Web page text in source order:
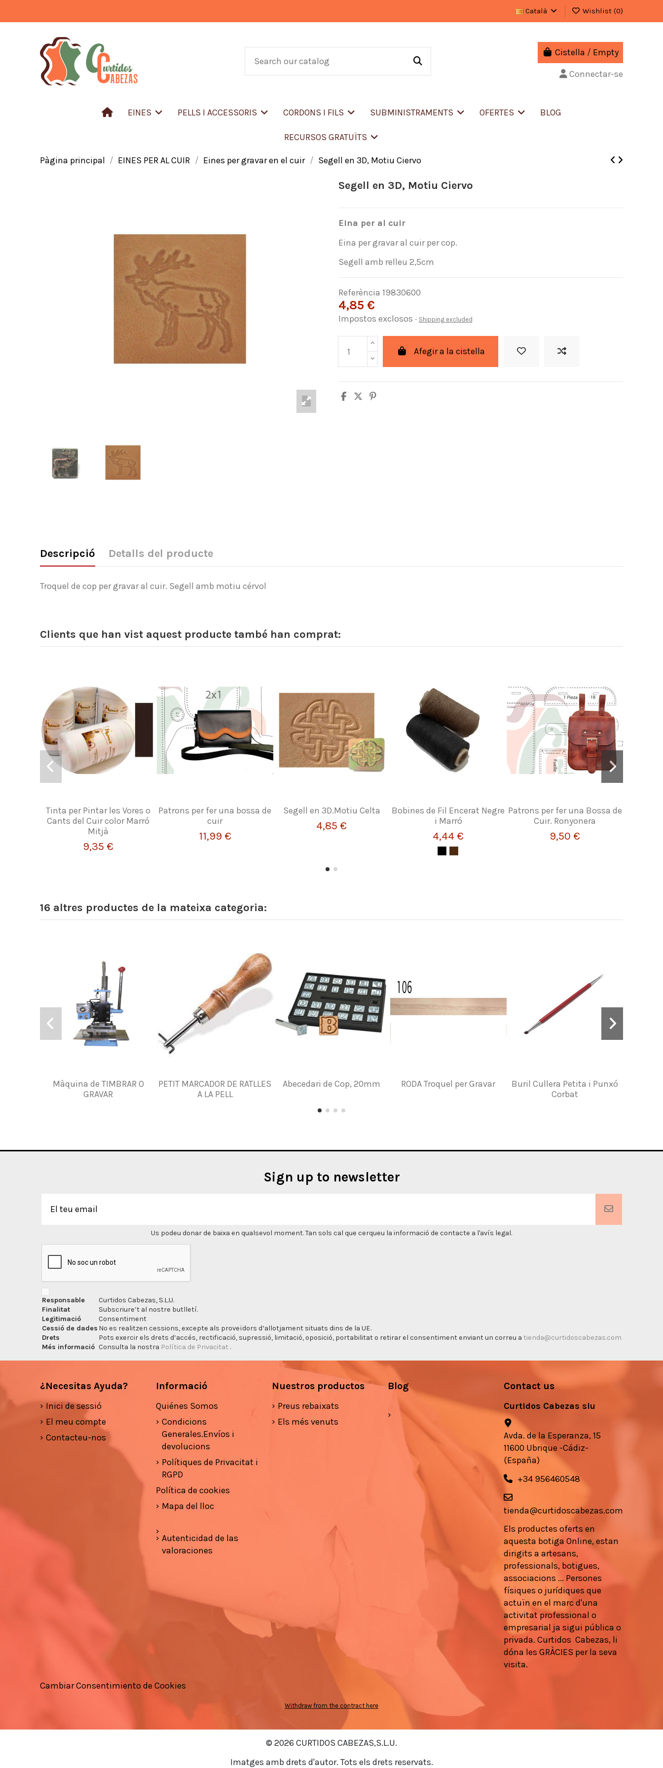
Català Wishlist (0)
Cistella / Empty
Connectar-se
EINES PELLS I ACCESSORIS CORDONS I FILS SUBMINISTRAMENTS OFERTES BLOG
RECURSOS GRATUÏTS
Pàgina principal EINES PER AL CUIR Eines per gravar en el cuir Segell en 3D, Motiu Ciervo
Segell en 3D, Motiu Ciervo
Eina per al cuir
Eina per gravar al cuir per cop.
Segell amb relleu 2,5cm
Referència 19830600
4,85 €
Impostos exclosos Shipping excluded
Afegir a la cistella
Descripció Detalls del producte
Troquel de cop per gravar al cuir. Segell amb motiu cérvol
Clients que han vist aquest producte també han comprat:
Tinta per Pintar les Vores o
Cants del Cuir color Marró
Mitjà
9,35 €
Patrons per fer una bossa de
cuir
11,99 €
Segell en 3D.Motiu Celta
4,85 €
Bobines de Fil Encerat Negre
i Marró
4,44 €
Patrons per fer una Bossa de
Cuir. Ronyonera
9,50 €
16 altres productes de la mateixa categoria:
Màquina de TIMBRAR O
GRAVAR
PETIT MARCADOR DE RATLLES
A LA PELL
Abecedari de Cop, 20mm RODA Troquel per Gravar
Buril Cullera Petita i Punxó
Corbat
Sign up to newsletter
Us podeu donar de baixa en qualsevol moment. Tan sols cal que cerqueu la informació de contacte a l'avís legal.
Responsable
Curtidos Cabezas, S.L.U.
Finalitat
Subscriure’t al nostre butlletí.
Legitimació
Consentiment
Cessió de dades No es realitzen cessions, excepte als proveïdors d’allotjament situats dins de la UE.
Drets
Pots exercir els drets d’accés, rectificació, supressió, limitació, oposició, portabilitat o retirar el consentiment enviant un correu a tienda@curtidoscabezas.com
Més informació Consulta la nostra Política de Privacitat .
¿Necesitas Ayuda?
Inici de sessió
El meu compte
Contacteu-nos
Informació
Quiénes Somos
Condicions
Generales.Envíos i
devolucions
Polítiques de Privacitat i
RGPD
Política de cookies
Mapa del lloc
Autenticidad de las
valoraciones
Nuestros productos
Preus rebaixats
Els més venuts
Blog Contact us
Curtidos Cabezas slu
Avda. de la Esperanza, 15
11600 Ubrique -Cádiz-
(España)
+34 956460548
tienda@curtidoscabezas.com
Els productes oferts en
aquesta botiga Online,estan
dirigits a artesans,
professionals, botigues,
associacions ... Persones
físiques o jurídiques que
actuïn en el marc d'una
activitat professional o
empresarial ja sigui pública o
privada. Curtidos Cabezas, li
dóna les GRÀCIES per la seva
visita.
Cambiar Consentimiento de Cookies
Withdraw from the contract here
© 2026 CURTIDOS CABEZAS,S.L.U.
Imatges amb drets d'autor. Tots els drets reservats.